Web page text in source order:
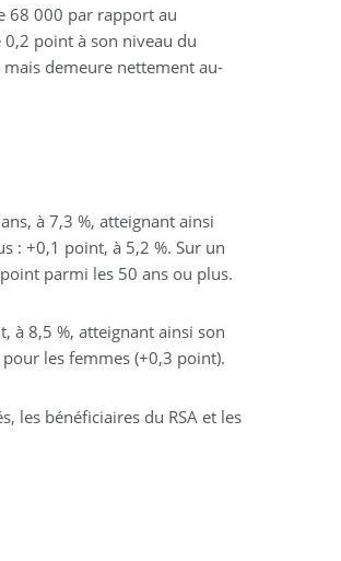
68 000 par rapport au
0,2 point à son niveau du
demeure nettement au-
à 7,3 %, atteignant ainsi
: +0,1 point, à 5,2 %. Sur un
parmi les 50 ans ou plus.
à 8,5 %, atteignant ainsi son
les femmes (+0,3 point).
les bénéficiaires du RSA et les